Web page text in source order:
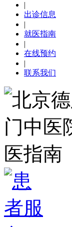
|
出诊信息
|
就医指南
|
在线预约
|
联系我们